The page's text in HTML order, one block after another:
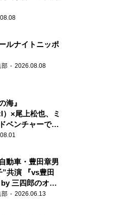
ルナイトニッポ
部 2026.08.08
海』
×尾上松也、ミ
ベンチャーで美
動車・豊田章男
共演 『vs豊田
三四郎のオー
0(ZERO)』
部 2026.06.13